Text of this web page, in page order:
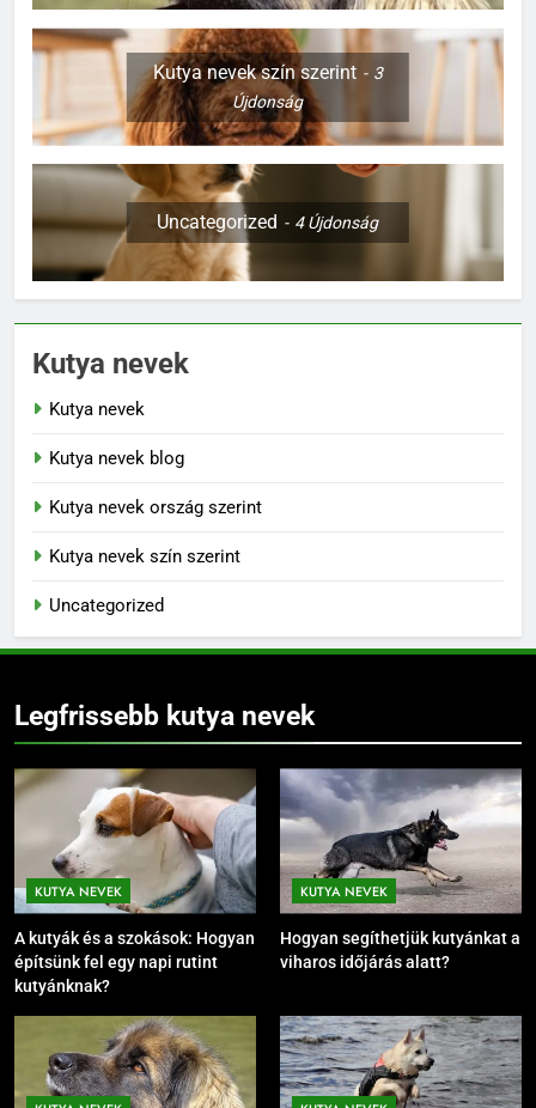
Kutya nevek szín szerint
3
Újdonság
Uncategorized 4Újdonság
Kutya nevek
Kutya nevek
Kutya nevek blog
Kutya nevek ország szerint
Kutya nevek szín szerint
Uncategorized
Legfrissebb kutya nevek
KUTYA NEVEK
A kutyák és a szokások: Hogyan
építsünk fel egy napi rutint
kutyánknak?
KUTYA NEVEK
Hogyan segíthetjük kutyánkat a
viharos időjárás alatt?